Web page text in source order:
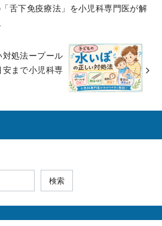
舌下免疫療法」を小児科専門医が解
処法ープール
まで小児科専
検索